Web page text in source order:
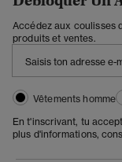
Accédez aux coulisses
produits et ventes.
Vêtements homme
En t'inscrivant, tu
plus d'informations,